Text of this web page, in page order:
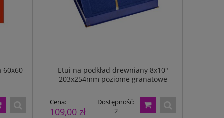
60x60
Etui na podkład drewniany 8x10"
203x254mm poziome granatowe
Cena:
109,00 zł
Dostępność:
2